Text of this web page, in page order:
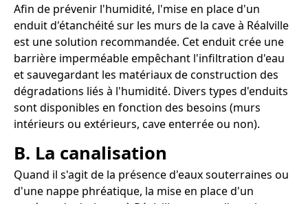
Afin de prévenir l'humidité, l'mise en place d'un
enduit d'étanchéité sur les murs de la cave à Réalville
est une solution recommandée. Cet enduit crée une
barrière imperméable empêchant l'infiltration d'eau
et sauvegardant les matériaux de construction des
dégradations liés à l'humidité. Divers types d'enduits
sont disponibles en fonction des besoins (murs
intérieurs ou extérieurs, cave enterrée ou non).
B. La canalisation
Quand il s'agit de la présence d'eaux souterraines ou
d'une nappe phréatique, la mise en place d'un